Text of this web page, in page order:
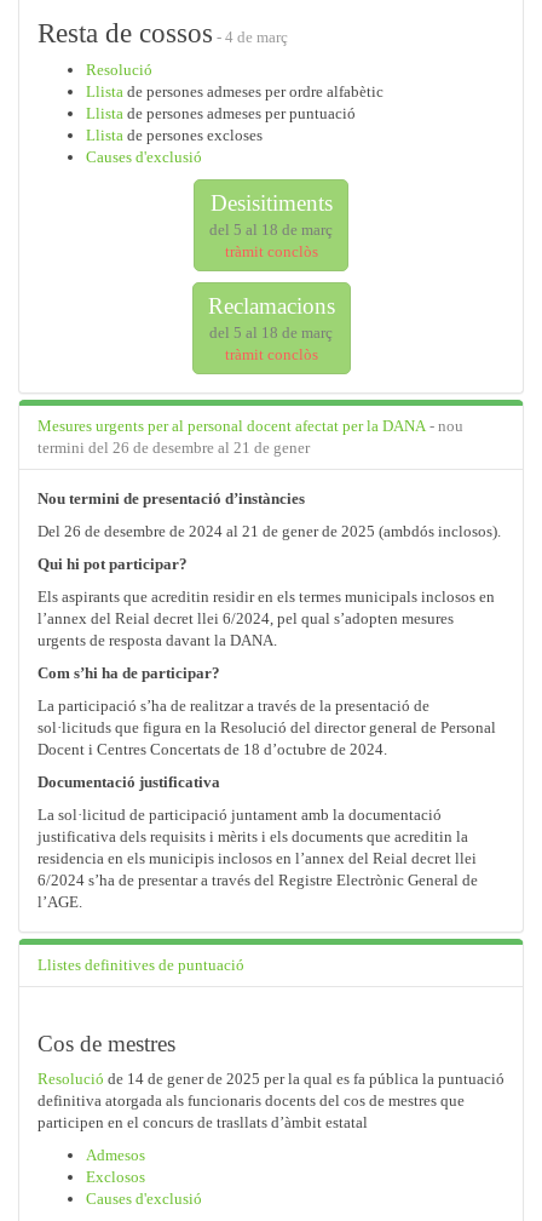
Resta de cossos - 4 de març
Resolució
Llista de persones admeses per ordre alfabètic
Llista de persones admeses per puntuació
Llista de persones excloses
Causes d'exclusió
Desisitiments
del 5 al 18 de març
tràmit conclòs
Reclamacions
del 5 al 18 de març
tràmit conclòs
Mesures urgents per al personal docent afectat per la DANA - nou
termini del 26 de desembre al 21 de gener
Nou termini de presentació d’instàncies
Del 26 de desembre de 2024 al 21 de gener de 2025 (ambdós inclosos).
Qui hi pot participar?
Els aspirants que acreditin residir en els termes municipals inclosos en
l’annex del Reial decret llei 6/2024, pel qual s’adopten mesures
urgents de resposta davant la DANA.
Com s’hi ha de participar?
La participació s’ha de realitzar a través de la presentació de
sol·licituds que figura en la Resolució del director general de Personal
Docent i Centres Concertats de 18 d’octubre de 2024.
Documentació justificativa
La sol·licitud de participació juntament amb la documentació
justificativa dels requisits i mèrits i els documents que acreditin la
residencia en els municipis inclosos en l’annex del Reial decret llei
6/2024 s’ha de presentar a través del Registre Electrònic General de
l’AGE.
Llistes definitives de puntuació
Cos de mestres
Resolució de 14 de gener de 2025 per la qual es fa pública la puntuació
definitiva atorgada als funcionaris docents del cos de mestres que
participen en el concurs de trasllats d’àmbit estatal
Admesos
Exclosos
Causes d'exclusió